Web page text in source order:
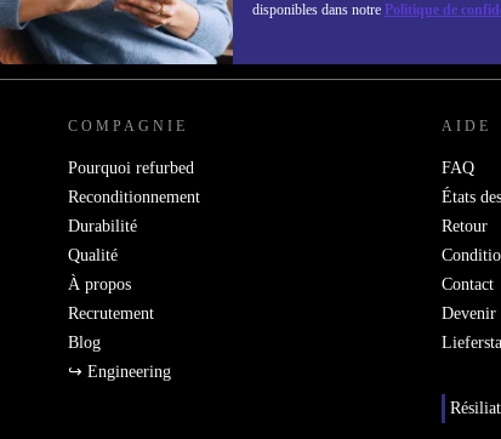
disponibles dans notre Politique de
REFURBED FRANCE - RETHINK NEW.
COMPAGNIE
Pourquoi refurbed
Reconditionnement
Durabilité
Qualité
À propos
Recrutement
Blog
↪ Engineering
AIDE
FAQ
États
Retour
Contact
Devenir